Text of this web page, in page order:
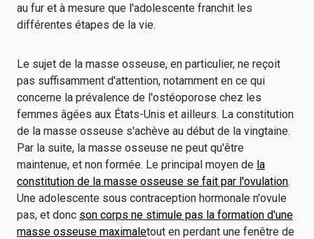
au fur et à mesure que l'adolescente franchit les
différentes étapes de la vie.
Le sujet de la masse osseuse, en particulier, ne reçoit
pas suffisamment d'attention, notamment en ce qui
concerne la prévalence de l'ostéoporose chez les
femmes âgées aux États-Unis et ailleurs. La constitution
de la masse osseuse s'achève au début de la vingtaine.
Par la suite, la masse osseuse ne peut qu'être
maintenue, et non formée. Le principal moyen de la
constitution de la masse osseuse se fait par l'ovulation.
Une adolescente sous contraception hormonale n'ovule
pas, et donc son corps ne stimule pas la formation d'une
masse osseuse maximaletout en perdant une fenêtre de